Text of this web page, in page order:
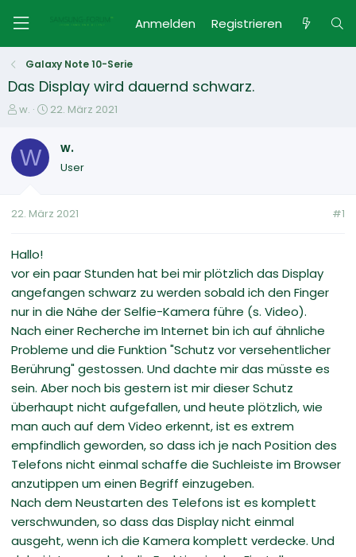
Anmelden Registrieren
Galaxy Note 10-Serie
Das Display wird dauernd schwarz.
E
s
t
e
e
w.
E
t
22. März 2021
W w.
User
22. März 2021 #1
Hallo!
vor ein paar Stunden hat bei mir plötzlich das Display
angefangen schwarz zu werden sobald ich den Finger
nur in die Nähe der Selfie-Kamera führe (s. Video).
Nach einer Recherche im Internet bin ich auf ähnliche
Probleme und die Funktion "Schutz vor versehentlicher
Berührung" gestossen. Und dachte mir das müsste es
sein. Aber noch bis gestern ist mir dieser Schutz
überhaupt nicht aufgefallen, und heute plötzlich, wie
man auch auf dem Video erkennt, ist es extrem
empfindlich geworden, so dass ich je nach Position des
Telefons nicht einmal schaffe die Suchleiste im Browser
anzutippen um einen Begriff einzugeben.
Nach dem Neustarten des Telefons ist es komplett
verschwunden, so dass das Display nicht einmal
ausgeht, wenn ich die Kamera komplett verdecke. Und